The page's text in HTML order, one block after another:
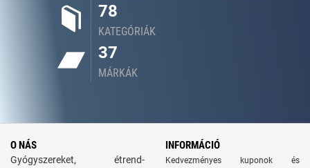
78
KATEGÓRIÁK
37
MÁRKÁK
O NÁS
Gyógyszereket, étrend-
INFORMÁCIÓ
Kedvezményes kuponok és